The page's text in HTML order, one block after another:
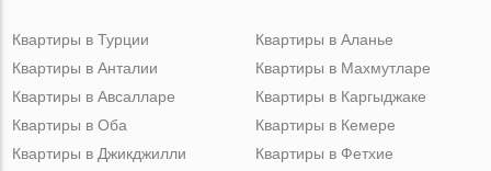
Квартиры в Турции
Квартиры в Анталии
Квартиры в Авсалларе
Квартиры в Оба
Квартиры в Джикджилли
Квартиры в Аланье
Квартиры в Махмутларе
Квартиры в Каргыджаке
Квартиры в Кемере
Квартиры в Фетхие